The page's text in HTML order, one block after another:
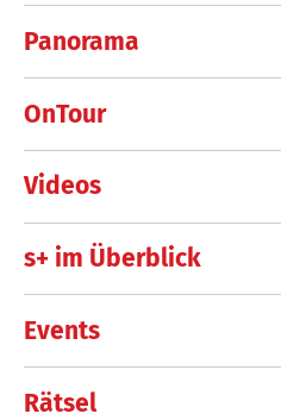
Panorama
OnTour
Videos
s+ im Überblick
Events
Rätsel